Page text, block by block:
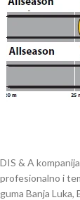
DIS & A
profesionalno i
guma Banja